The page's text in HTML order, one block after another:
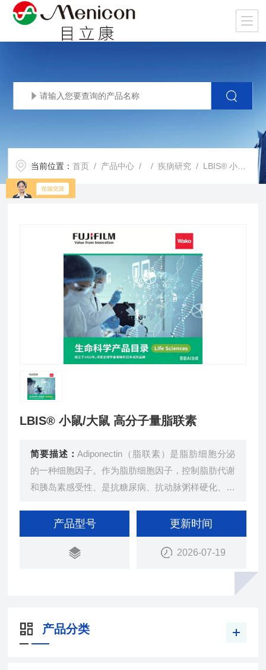
当前位置：首页 / 产品中心 / /疾病研究 / LBIS® 小鼠/大鼠 高分子量脂联素
LBIS® 小鼠/大鼠 高分子量脂联素
简要描述：Adiponectin（脂联素）是脂肪细胞分泌
的一种细胞因子。作为脂肪细胞因子，控制脂肪代谢
和胰岛素感受性、是抗糖尿病、抗动脉粥样硬化、抗
成３聚体、６聚体或者是 12-18 聚体。三聚体（LM
W）通过胶原三螺旋链的非共价相互作用以及球状体
C1q 域的疏水相互作用形成。三聚体聚集形成六聚
产品型号 更新时间
2026-07-19
产品分类